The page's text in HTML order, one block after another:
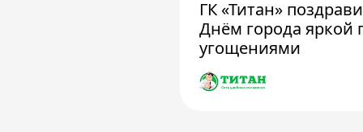
ГК «Титан»
Днём города яркой
угощениями